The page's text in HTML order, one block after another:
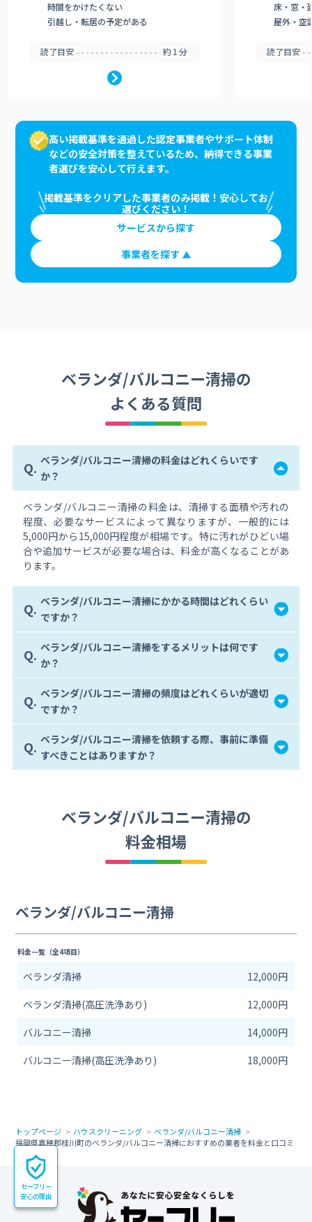
時間をかけたくない
引越し・転居の予定がある
読了目安 約1分
床・窓・
屋外・空
読了目安
高い掲載基準を通過した認定事業者やサポート体制
などの安全対策を整えているため、納得できる事業
者選びを安心して行えます。
掲載基準をクリアした事業者のみ掲載！安心してお
選びください！
サービスから探す
事業者を探す
ベランダ/バルコニー清掃の
よくある質問
Q. ベランダ/バルコニー清掃の料金はどれくらいです
か？
ベランダ/バルコニー清掃の料金は、清掃する面積や汚れの
程度、必要なサービスによって異なりますが、一般的には
5,000円から15,000円程度が相場です。特に汚れがひどい場
合や追加サービスが必要な場合は、料金が高くなることがあ
ります。
Q. ベランダ/バルコニー清掃にかかる時間はどれくらい
ですか？
Q. ベランダ/バルコニー清掃をするメリットは何です
か？
Q. ベランダ/バルコニー清掃の頻度はどれくらいが適切
ですか？
Q. ベランダ/バルコニー清掃を依頼する際、事前に準備
すべきことはありますか？
ベランダ/バルコニー清掃の
料金相場
ベランダ/バルコニー清掃
料金一覧（全4項目）
ベランダ清掃
12,000円
ベランダ清掃(高圧洗浄あり)
12,000円
バルコニー清掃
14,000円
バルコニー清掃(高圧洗浄あり)
18,000円
トップページ ハウスクリーニング
ベランダ/バルコニー清掃
福岡県嘉穂郡桂川町のベランダ/バルコニー清掃におすすめの業者を料金と口コミ
で比較
セーフリー
安心の理由